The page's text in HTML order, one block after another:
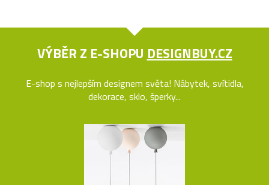
VÝBĚR Z E-SHOPU DESIGNBUY.CZ
E-shop s nejlepším designem světa! Nábytek, svítidla,
dekorace, sklo, šperky...